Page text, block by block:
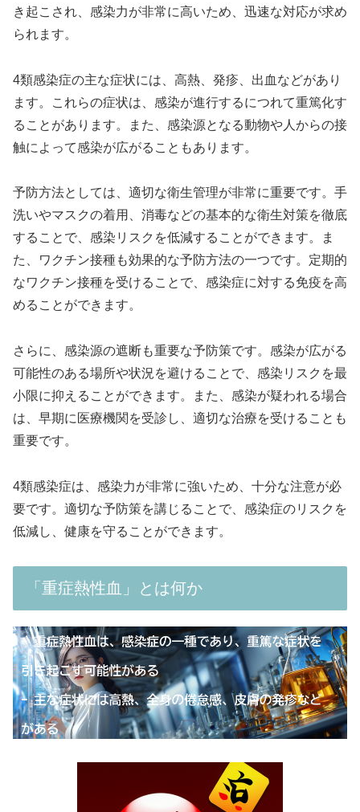
き起こされ、感染力が非常に高いため、迅速な対応が求め
られます。
4類感染症の主な症状には、高熱、発疹、出血などがあり
ます。これらの症状は、感染が進行するにつれて重篤化す
ることがあります。また、感染源となる動物や人からの接
触によって感染が広がることもあります。
予防方法としては、適切な衛生管理が非常に重要です。手
洗いやマスクの着用、消毒などの基本的な衛生対策を徹底
することで、感染リスクを低減することができます。ま
た、ワクチン接種も効果的な予防方法の一つです。定期的
なワクチン接種を受けることで、感染症に対する免疫を高
めることができます。
さらに、感染源の遮断も重要な予防策です。感染が広がる
可能性のある場所や状況を避けることで、感染リスクを最
小限に抑えることができます。また、感染が疑われる場合
は、早期に医療機関を受診し、適切な治療を受けることも
重要です。
4類感染症は、感染力が非常に強いため、十分な注意が必
要です。適切な予防策を講じることで、感染症のリスクを
低減し、健康を守ることができます。
「重症熱性血」とは何か